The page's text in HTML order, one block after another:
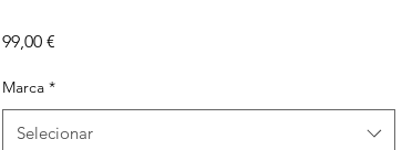
99,00 €
Marca *
Selecionar